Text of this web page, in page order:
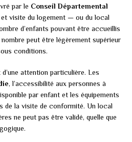
par le Conseil Départemental
visite du logement — ou du local
d’enfants pouvant être accueillis
peut être légèrement supérieur
conditions.
attention particulière. Les
, l’accessibilité aux personnes à
par enfant et les équipements
de la visite de conformité. Un local
ne peut pas être validé, quelle que